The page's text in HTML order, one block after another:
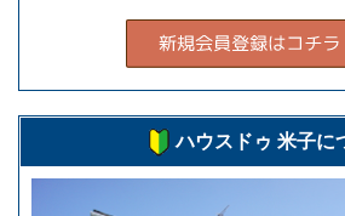
ハウスドゥ 米子に